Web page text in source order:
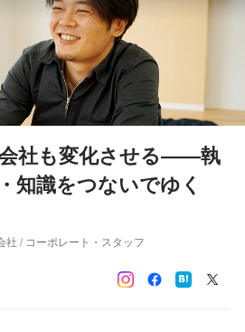
社も変化させる――執
知識をつないでゆく
社 / コーポレート・スタッフ